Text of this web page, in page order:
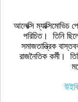
আলেক্সি ম্যাক্সিমোভিচ
পরিচিত। তিনি
সমাজতান্ত্রিক
রাজনৈতিক কর্মী।